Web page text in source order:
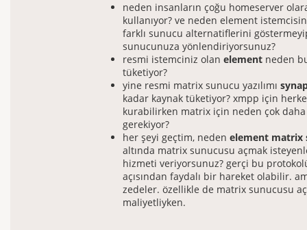
neden insanların çoğu homeserver
kullanıyor? ve neden element
farklı sunucu alternatiflerini
sunucunuza yönlendiriyorsunuz?
resmi istemciniz olan element neden
tüketiyor?
yine resmi matrix sunucu yazılımı
kadar kaynak tüketiyor? xmpp için
kurabilirken matrix için neden çok
gerekiyor?
her şeyi geçtim, neden element matrix
altında matrix sunucusu açmak
hizmeti veriyorsunuz? gerçi bu
açısından faydalı bir hareket olabilir.
zedeler. özellikle de matrix sunucusu
maliyetliyken.